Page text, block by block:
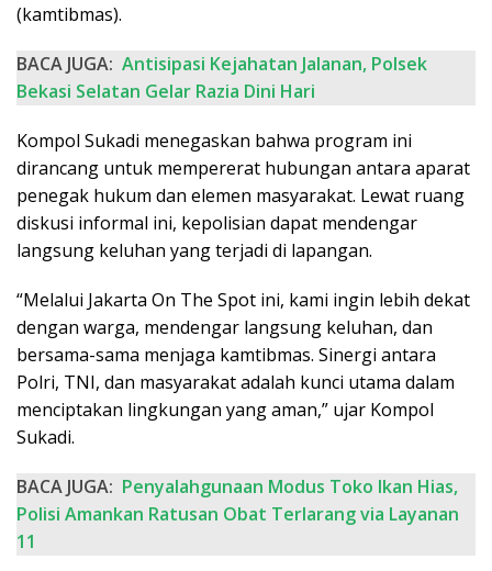
(kamtibmas).
BACA JUGA: Antisipasi Kejahatan Jalanan, Polsek
Bekasi Selatan Gelar Razia Dini Hari
Kompol Sukadi menegaskan bahwa program ini
dirancang untuk mempererat hubungan antara aparat
penegak hukum dan elemen masyarakat. Lewat ruang
diskusi informal ini, kepolisian dapat mendengar
langsung keluhan yang terjadi di lapangan.
“Melalui Jakarta On The Spot ini, kami ingin lebih dekat
dengan warga, mendengar langsung keluhan, dan
bersama-sama menjaga kamtibmas. Sinergi antara
Polri, TNI, dan masyarakat adalah kunci utama dalam
menciptakan lingkungan yang aman,” ujar Kompol
Sukadi.
BACA JUGA: Penyalahgunaan Modus Toko Ikan Hias,
Polisi Amankan Ratusan Obat Terlarang via Layanan
11